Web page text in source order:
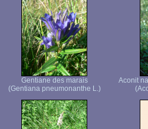
Gentiane des marais
(Gentiana pneumonanthe L.)
Aconit